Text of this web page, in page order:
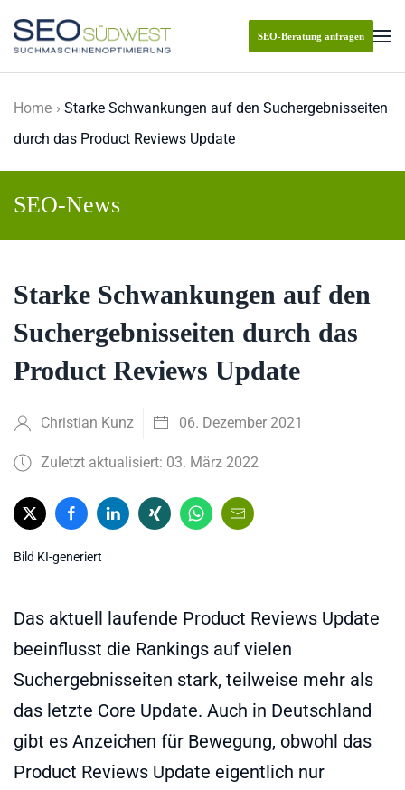
Skip to main content
SEO-Beratung anfragen
Home
Starke Schwankungen auf den Suchergebnisseiten
durch das Product Reviews Update
SEO-News
Starke Schwankungen auf den
Suchergebnisseiten durch das
Product Reviews Update
Christian Kunz 06. Dezember 2021
Zuletzt aktualisiert: 03. März 2022
Bild KI-generiert
Das aktuell laufende Product Reviews Update
beeinflusst die Rankings auf vielen
Suchergebnisseiten stark, teilweise mehr als
das letzte Core Update. Auch in Deutschland
gibt es Anzeichen für Bewegung, obwohl das
Product Reviews Update eigentlich nur